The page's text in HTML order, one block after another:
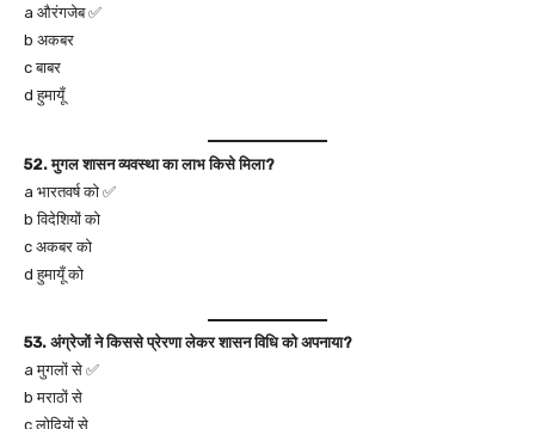
a औरंगजेब ✅
b अकबर
c बाबर
d हुमायूँ
52. मुगल शासन व्यवस्था का लाभ किसे मिला?
a भारतवर्ष को ✅
b विदेशियों को
c अकबर को
d हुमायूँ को
53. अंग्रेजों ने किससे प्रेरणा लेकर शासन विधि को अपनाया?
a मुगलों से ✅
b मराठों से
c लोदियों से